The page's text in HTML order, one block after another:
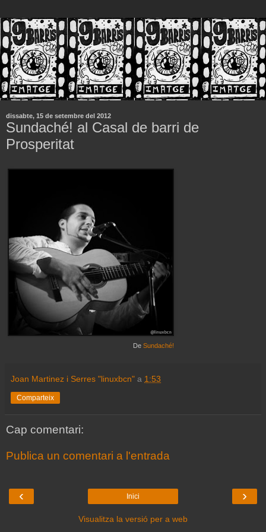
dissabte, 15 de setembre del 2012
Sundaché! al Casal de barri de
Prosperitat
De Sundaché!
Joan Martinez i Serres "linuxbcn" a 1:53
Comparteix
Cap comentari:
Publica un comentari a l'entrada
‹ ›
Inici
Visualitza la versió per a web